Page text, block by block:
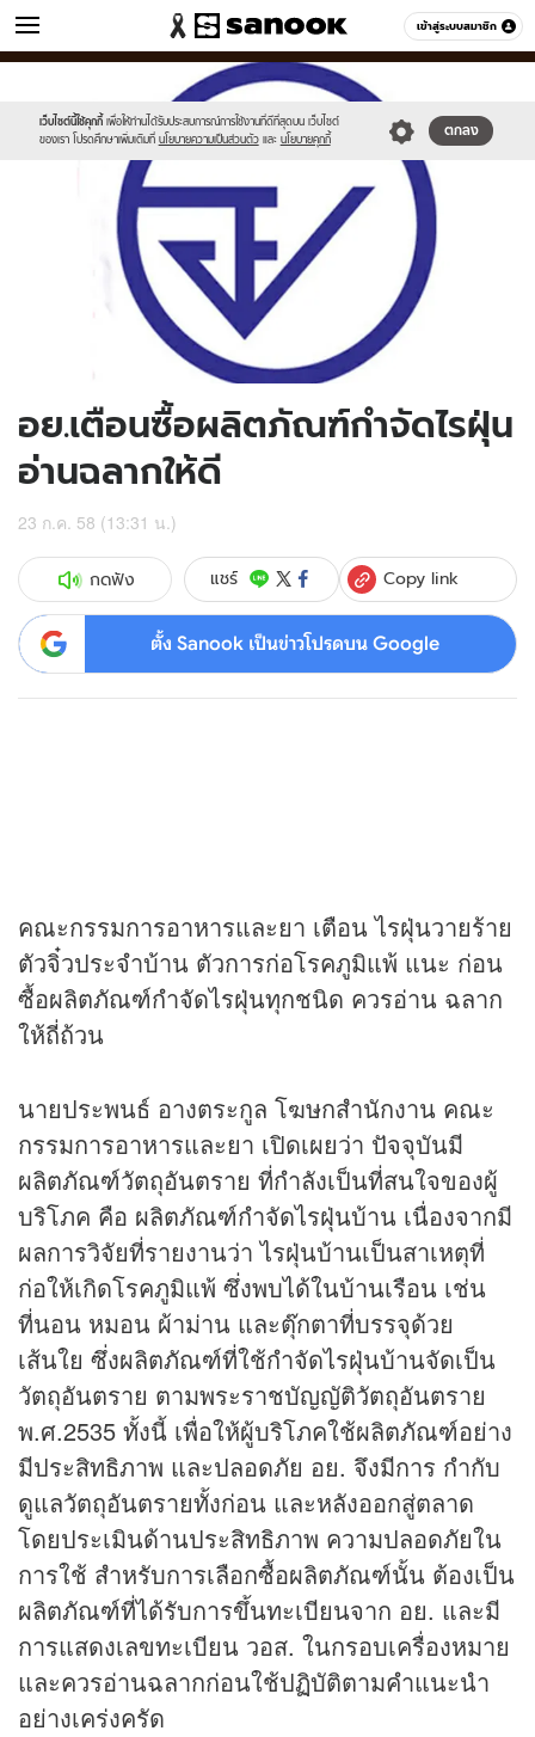
เข้าสู่ระบบสมาชิก
ข่าว หมวดอื่นๆ
เว็บไซต์นี้ใช้คุกกี้ เพื่อให้ท่านได้รับประสบการณ์การใช้งานที่ดีที่สุดบน เว็บไซต์
ของเรา โปรดศึกษาเพิ่มเติมที่ นโยบายความเป็นส่วนตัว และ นโยบายคุกกี้
ตกลง
//s.isanook.com/sr/0/images/logo-
sanook.png
//s.isanook.com/ns/0/ud/367/1835242/634036-
อย.เตือนซื้อผลิตภัณฑ์กำจัดไรฝุ่น
อ่านฉลากให้ดี
23 ก.ค. 58 (13:31 น.)
กดฟัง แชร์ Copy link
ตั้ง Sanook เป็นข่าวโปรดบน Google
คณะกรรมการอาหารและยา เตือน ไรฝุ่นวายร้าย
ตัวจิ๋วประจำบ้าน ตัวการก่อโรคภูมิแพ้ แนะ ก่อน
ซื้อผลิตภัณฑ์กำจัดไรฝุ่นทุกชนิด ควรอ่าน ฉลาก
ให้ถี่ถ้วน
นายประพนธ์ อางตระกูล โฆษกสำนักงาน คณะ
กรรมการอาหารและยา เปิดเผยว่า ปัจจุบันมี
ผลิตภัณฑ์วัตถุอันตราย ที่กำลังเป็นที่สนใจของผู้
บริโภค คือ ผลิตภัณฑ์กำจัดไรฝุ่นบ้าน เนื่องจากมี
ผลการวิจัยที่รายงานว่า ไรฝุ่นบ้านเป็นสาเหตุที่
ก่อให้เกิดโรคภูมิแพ้ ซึ่งพบได้ในบ้านเรือน เช่น
ที่นอน หมอน ผ้าม่าน และตุ๊กตาที่บรรจุด้วย
เส้นใย ซึ่งผลิตภัณฑ์ที่ใช้กำจัดไรฝุ่นบ้านจัดเป็น
วัตถุอันตราย ตามพระราชบัญญัติวัตถุอันตราย
พ.ศ.2535 ทั้งนี้ เพื่อให้ผู้บริโภคใช้ผลิตภัณฑ์อย่าง
มีประสิทธิภาพ และปลอดภัย อย. จึงมีการ กำกับ
ดูแลวัตถุอันตรายทั้งก่อน และหลังออกสู่ตลาด
โดยประเมินด้านประสิทธิภาพ ความปลอดภัยใน
การใช้ สำหรับการเลือกซื้อผลิตภัณฑ์นั้น ต้องเป็น
ผลิตภัณฑ์ที่ได้รับการขึ้นทะเบียนจาก อย. และมี
การแสดงเลขทะเบียน วอส. ในกรอบเครื่องหมาย
และควรอ่านฉลากก่อนใช้ปฏิบัติตามคำแนะนำ
อย่างเคร่งครัด